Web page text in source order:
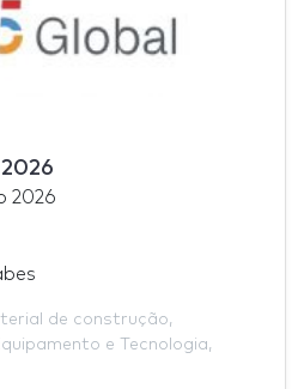
2026
de construção,
e Tecnologia,